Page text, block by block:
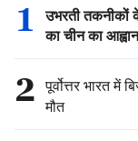
1
उभरती तकनीकों
का चीन का आह्वान
2
पूर्वोत्तर भारत में
मौत